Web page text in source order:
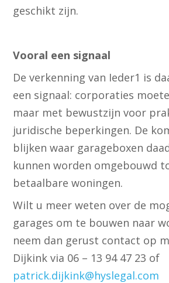
geschikt zijn.
Vooral een signaal
De verkenning van Ieder1 is
een signaal: corporaties
maar met bewustzijn voor
juridische beperkingen. De
blijken waar garageboxen
kunnen worden omgebouwd
betaalbare woningen.
Wilt u meer weten over de
garages om te bouwen naar
neem dan gerust contact op
Dijkink via 06 – 13 94 47 23 of
patrick.dijkink@hyslegal.com